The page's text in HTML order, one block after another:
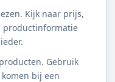
Kijk naar prijs,
productinformatie
Gebruik
bij een